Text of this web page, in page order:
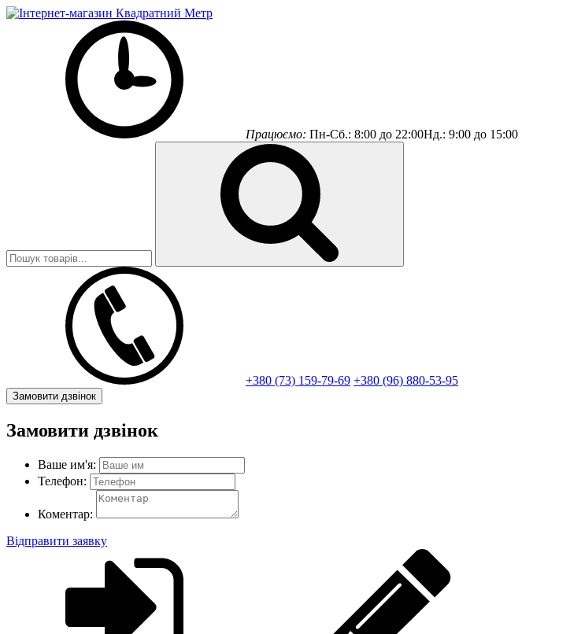
Працюємо: Пн-Сб.: 8:00 до 22:00Нд.: 9:00 до 15:00
+380 (73) 159-79-69 +380 (96) 880-53-95
Замовити дзвінок
Замовити дзвінок
Ваше им'я:
Телефон:
Коментар:
Відправити заявку